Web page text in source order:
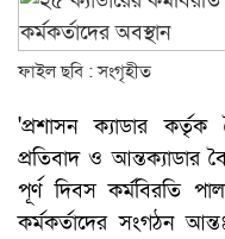
ফাইল ছবি : সংগৃহীত
'প্রশাসন ক্যাডার কর্তৃক
প্রতিবাদ ও আন্তক্যাডার
পূর্ণ দিবস কর্মবিরতি
কর্মকর্তাদের সংগঠন